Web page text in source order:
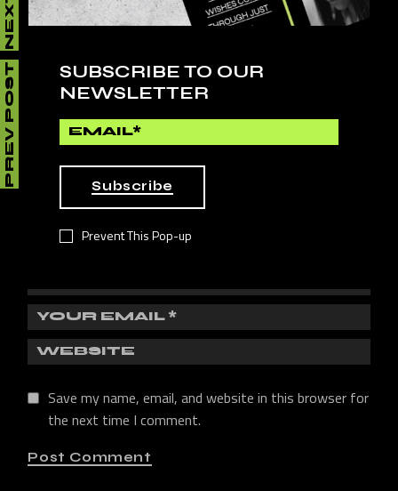
SUBSCRIBE TO OUR
NEWSLETTER
Subscribe
Prevent This Pop-up
PREV POST Your email address will not be published.
are marked*
Save my name, email, and website in this browser for
the next time I comment.
Post Comment